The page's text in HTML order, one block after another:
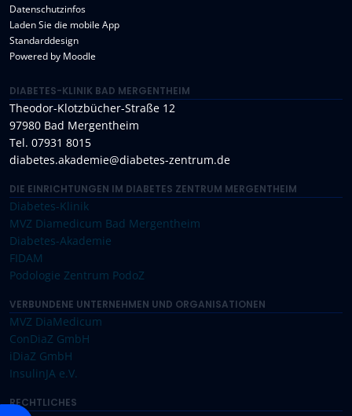
Datenschutzinfos
Laden Sie die mobile App
Standarddesign
Powered by Moodle
DIABETES-KLINIK BAD MERGENTHEIM
Theodor-Klotzbücher-Straße 12
97980 Bad Mergentheim
Tel. 07931 8015
diabetes.akademie@diabetes-zentrum.de
DIE EINRICHTUNGEN IM DIABETES ZENTRUM MERGENTHEIM
Diabetes-Klinik
MVZ Diamedicum Bad Mergentheim
Diabetes-Akademie
FIDAM
Podologie Zentrum PodoZ
VERBUNDENE UNTERNEHMEN UND ORGANISATIONEN
MVZ DiaMedicum
ConDiaZ GmbH
iDiaZ GmbH
InsulinJA e.V.
RECHTLICHES